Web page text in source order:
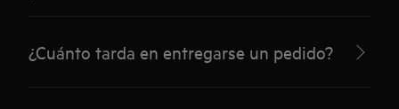
¿Cuánto tarda en entregarse un pedido?